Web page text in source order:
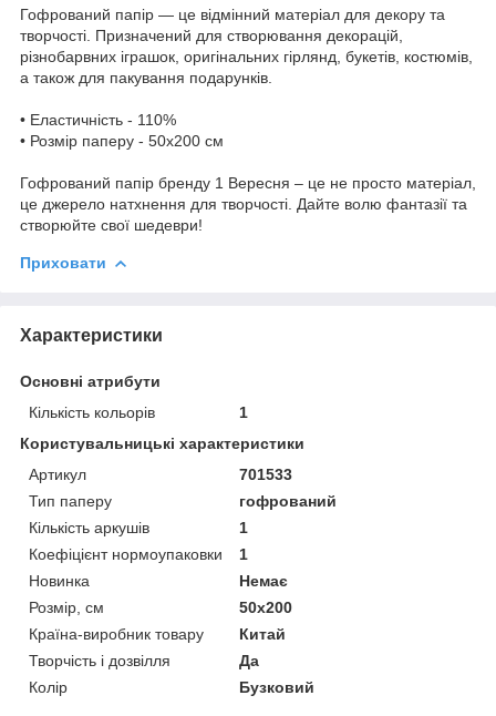
Гофрований папір — це відмінний матеріал для декору та
творчості. Призначений для створювання декорацій,
різнобарвних іграшок, оригінальних гірлянд, букетів, костюмів,
а також для пакування подарунків.
• Еластичність - 110%
• Розмір паперу - 50х200 см
Гофрований папір бренду 1 Вересня – це не просто матеріал,
це джерело натхнення для творчості. Дайте волю фантазії та
створюйте свої шедеври!
Приховати
Характеристики
Основні атрибути
Кількість кольорів
1
Користувальницькі характеристики
Артикул
701533
Тип паперу
гофрований
Кількість аркушів
1
Коефіцієнт нормоупаковки
1
Новинка
Немає
Розмір, см
50х200
Країна-виробник товару
Китай
Творчість і дозвілля
Да
Колір
Бузковий